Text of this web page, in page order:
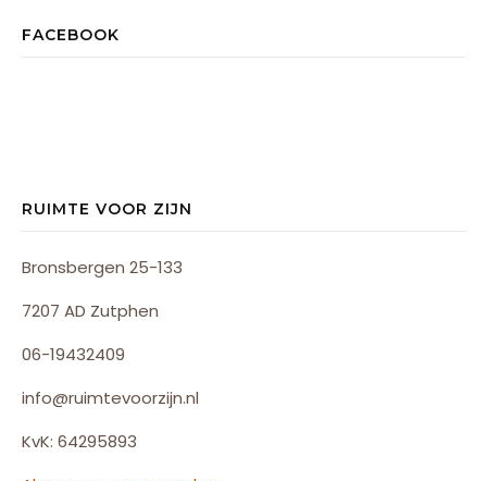
FACEBOOK
RUIMTE VOOR ZIJN
Bronsbergen 25-133
7207 AD Zutphen
06-19432409
info@ruimtevoorzijn.nl
KvK: 64295893